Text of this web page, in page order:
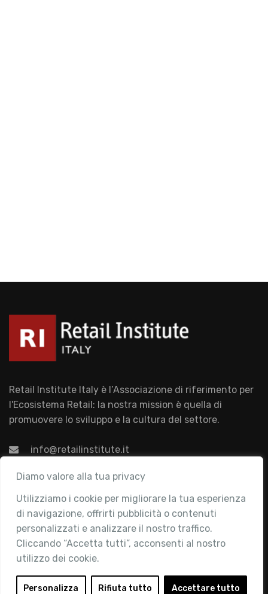
Diamo valore alla tua privacy
Utilizziamo i cookie per migliorare la tua esperienza
di navigazione, offrirti pubblicità o contenuti
personalizzati e analizzare il nostro traffico.
Cliccando “Accetta tutti”, acconsenti al nostro
utilizzo dei cookie.
Personalizza Rifiuta tutto Accettare tutto
Retail Institute Italy è l’Associazione di riferimento per
l'Ecosistema Retail: la nostra mission è quella di
promuovere lo sviluppo e la cultura del settore.
info@retailinstitute.it
Associazione
Chi siamo
Attività
Contatti
Area Riservata
Login